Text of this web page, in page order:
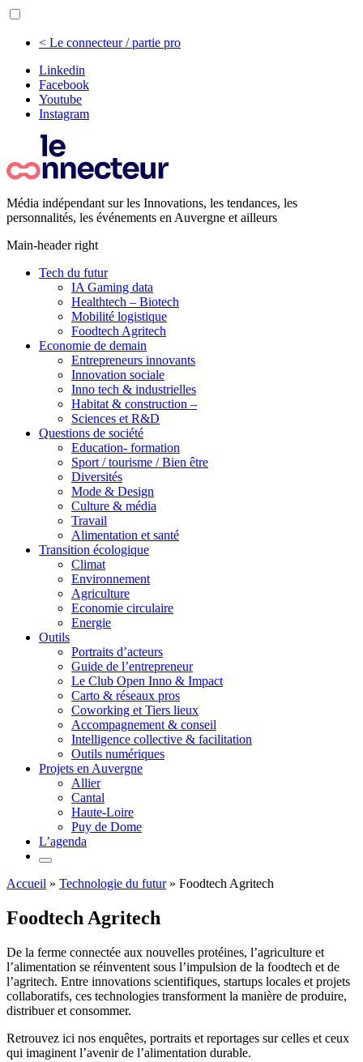
< Le connecteur / partie pro
Linkedin
Facebook
Youtube
Instagram
Média indépendant sur les Innovations, les tendances, les
personnalités, les événements en Auvergne et ailleurs
Main-header right
Tech du futur
IA Gaming data
Healthtech – Biotech
Mobilité logistique
Foodtech Agritech
Economie de demain
Entrepreneurs innovants
Innovation sociale
Inno tech & industrielles
Habitat & construction –
Sciences et R&D
Questions de société
Education- formation
Sport / tourisme / Bien être
Diversités
Mode & Design
Culture & média
Travail
Alimentation et santé
Transition écologique
Climat
Environnement
Agriculture
Economie circulaire
Energie
Outils
Portraits d’acteurs
Guide de l’entrepreneur
Le Club Open Inno & Impact
Carto & réseaux pros
Coworking et Tiers lieux
Accompagnement & conseil
Intelligence collective & facilitation
Outils numériques
Projets en Auvergne
Allier
Cantal
Haute-Loire
Puy de Dome
L’agenda
Accueil » Technologie du futur» Foodtech Agritech
Foodtech Agritech
De la ferme connectée aux nouvelles protéines, l’agriculture et
l’alimentation se réinventent sous l’impulsion de la foodtech et de
l’agritech. Entre innovations scientifiques, startups locales et projets
collaboratifs, ces technologies transforment la manière de produire,
distribuer et consommer.
Retrouvez ici nos enquêtes, portraits et reportages sur celles et ceux
qui imaginent l’avenir de l’alimentation durable.